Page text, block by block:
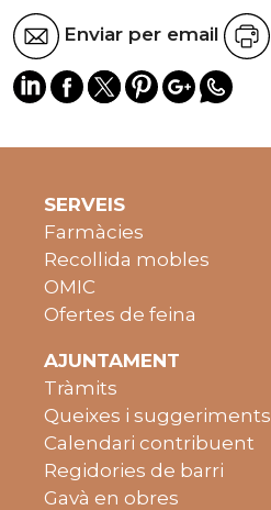
Enviar per email
SERVEIS
Farmàcies
Recollida mobles
OMIC
Ofertes de feina
AJUNTAMENT
Tràmits
Queixes i suggeriments
Calendari contribuent
Regidories de barri
Gavà en obres